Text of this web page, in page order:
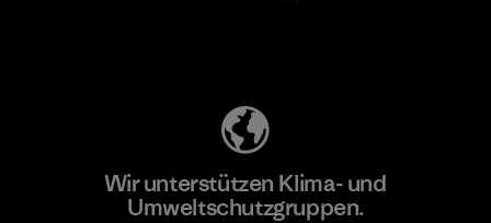
Wir unterstützen Klima- und
Umweltschutzgruppen.